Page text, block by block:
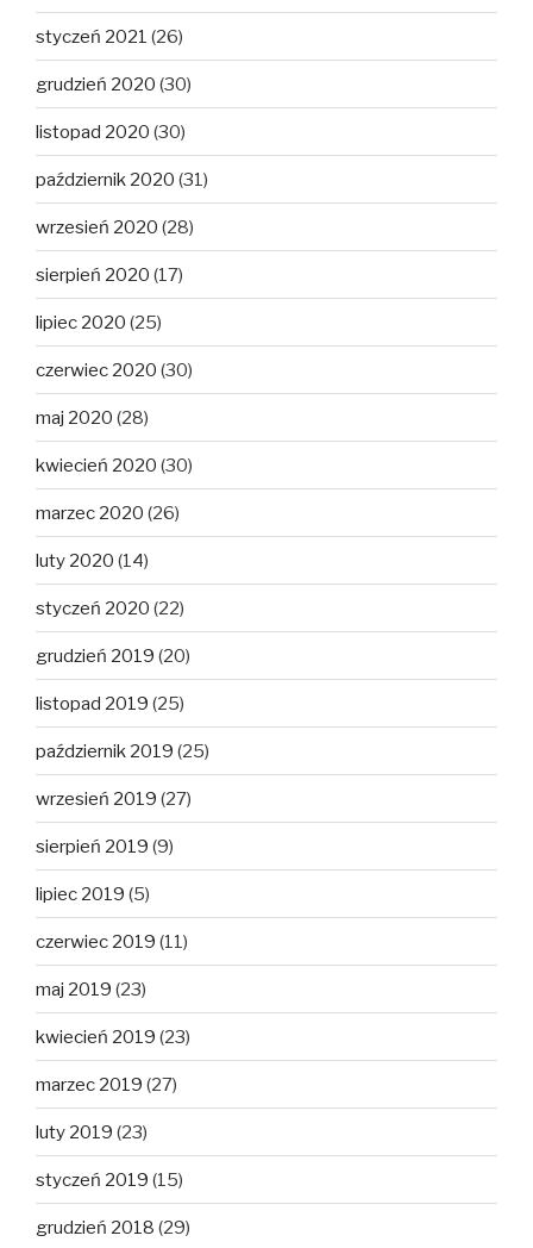
styczeń 2021 (26)
grudzień 2020 (30)
listopad 2020 (30)
październik 2020 (31)
wrzesień 2020 (28)
sierpień 2020 (17)
lipiec 2020 (25)
czerwiec 2020 (30)
maj 2020 (28)
kwiecień 2020 (30)
marzec 2020 (26)
luty 2020 (14)
styczeń 2020 (22)
grudzień 2019 (20)
listopad 2019 (25)
październik 2019 (25)
wrzesień 2019 (27)
sierpień 2019 (9)
lipiec 2019 (5)
czerwiec 2019 (11)
maj 2019 (23)
kwiecień 2019 (23)
marzec 2019 (27)
luty 2019 (23)
styczeń 2019 (15)
grudzień 2018 (29)